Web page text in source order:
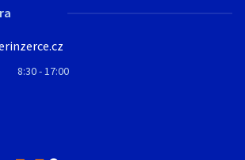
8:30 - 17:00